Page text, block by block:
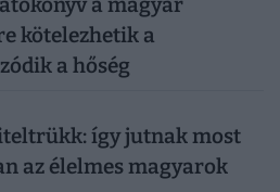
kötelezhetik a
a hőség
így jutnak most
az élelmes magyarok